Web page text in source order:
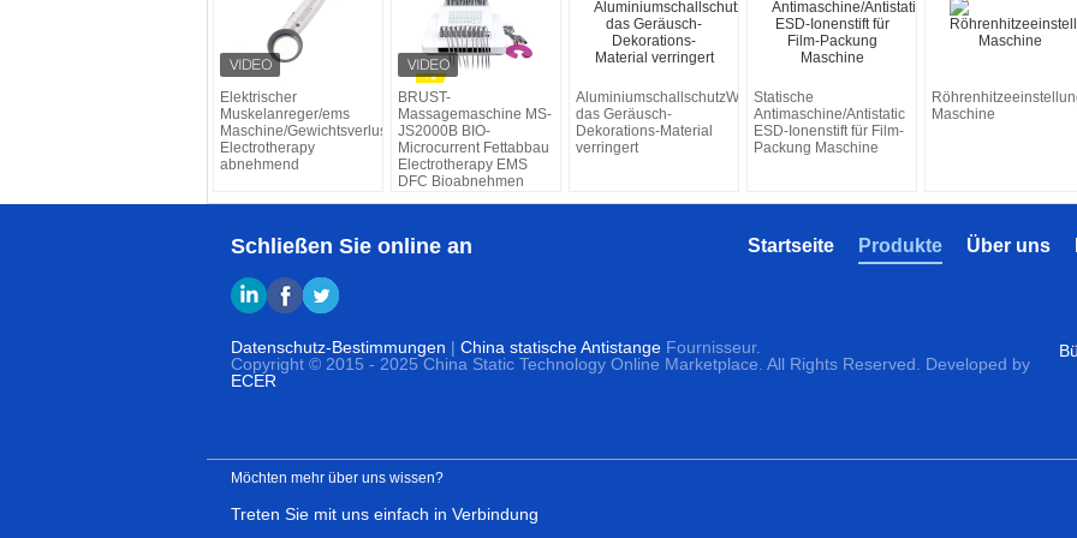
Elektrischer
Muskelanreger/ems
Maschine/Gewichtsverlust
Electrotherapy
abnehmend
BRUST-
Massagemaschine MS-
JS2000B BIO-
Microcurrent Fettabbau
Electrotherapy EMS
DFC Bioabnehmen
AluminiumschallschutzWände/Blatt,
das Geräusch-
Dekorations-Material
verringert
Statische
Antimaschine/Antistatic
ESD-Ionenstift für Film-
Packung Maschine
Maschine
Schließen Sie online an Über uns
Produkte
Startseite
Datenschutz-Bestimmungen | China statische Antistange Fournisseur.
Copyright © 2015 - 2025 China Static Technology Online Marketplace. All Rights Reserved. Developed by
ECER
Möchten mehr über uns wissen?
Treten Sie mit uns einfach in Verbindung